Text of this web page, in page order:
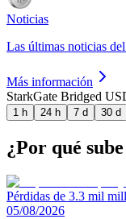
Noticias
Las últimas noticias
Más información
StarkGate Bridged
1 h 24 h 7 d 30 d
¿Por qué
Pérdidas de 3.3 mil
05/08/2026